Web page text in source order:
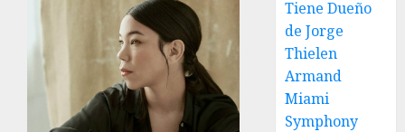
Tiene Dueño
de Jorge
Thielen
Armand
Miami
Symphony